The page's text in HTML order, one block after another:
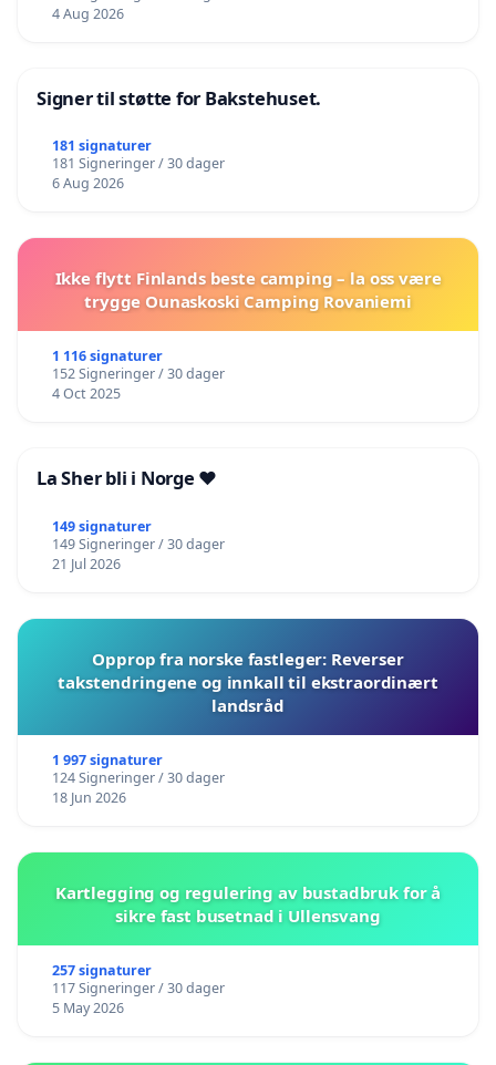
4 Aug 2026
Signer til støtte for Bakstehuset.
181 signaturer
181 Signeringer / 30 dager
6 Aug 2026
Ikke flytt Finlands beste camping – la oss være
trygge Ounaskoski Camping Rovaniemi
1 116 signaturer
152 Signeringer / 30 dager
4 Oct 2025
La Sher bli i Norge ❤️
149 signaturer
149 Signeringer / 30 dager
21 Jul 2026
Opprop fra norske fastleger: Reverser
takstendringene og innkall til ekstraordinært
landsråd
1 997 signaturer
124 Signeringer / 30 dager
18 Jun 2026
Kartlegging og regulering av bustadbruk for å
sikre fast busetnad i Ullensvang
257 signaturer
117 Signeringer / 30 dager
5 May 2026